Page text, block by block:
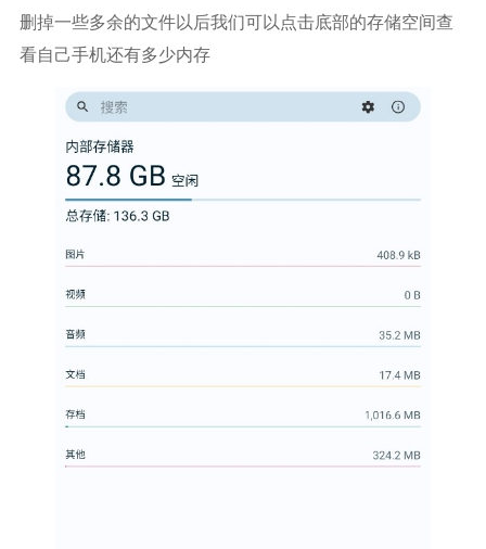
删掉一些多余的文件以后我们可以点击底部的存储空间查
看自己手机还有多少内存